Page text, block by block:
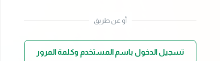
أو عن طريق
تسجيل الدخول باسم المستخدم وكلمة المرور